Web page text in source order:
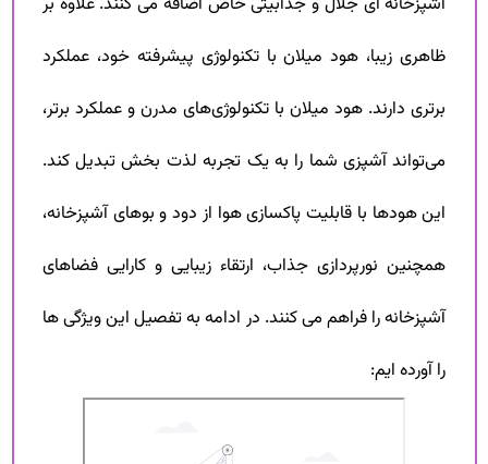
ظاهری زیبا، هود میلان با تکنولوژی پیشرفته خود، عملکرد
برتری دارند. هود میلان با تکنولوژی‌های مدرن و عملکرد برتر،
می‌تواند آشپزی شما را به یک تجربه لذت بخش تبدیل کند.
این هود‌ها با قابلیت پاکسازی هوا از دود و بوهای آشپزخانه،
همچنین نورپردازی جذاب، ارتقاء زیبایی و کارایی فضاهای
آشپزخانه را فراهم می کنند. در ادامه به تفصیل این ویژگی ها
را آورده ایم: